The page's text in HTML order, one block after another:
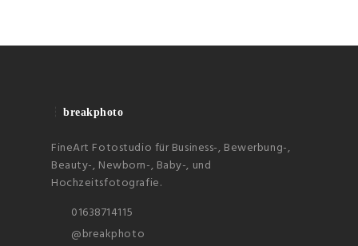
breakphoto
FineArt Fotostudio für Business-, Bewerbung-,
Beauty-, Newborn-, Baby-, und
Hochzeitsfotografie.
01638714115
@breakphoto